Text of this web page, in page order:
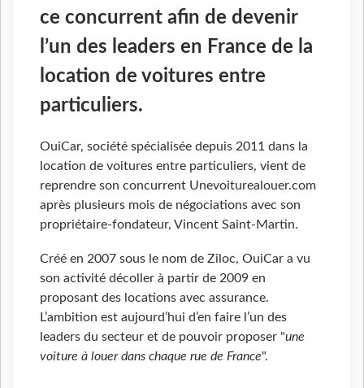
ce concurrent afin de devenir
l’un des leaders en France de la
location de voitures entre
particuliers.
OuiCar, société spécialisée depuis 2011 dans la
location de voitures entre particuliers, vient de
reprendre son concurrent Unevoiturealouer.com
après plusieurs mois de négociations avec son
propriétaire-fondateur, Vincent Saint-Martin.
Créé en 2007 sous le nom de Ziloc, OuiCar a vu
son activité décoller à partir de 2009 en
proposant des locations avec assurance.
L’ambition est aujourd’hui d’en faire l’un des
leaders du secteur et de pouvoir proposer "une
voiture à louer dans chaque rue de France".